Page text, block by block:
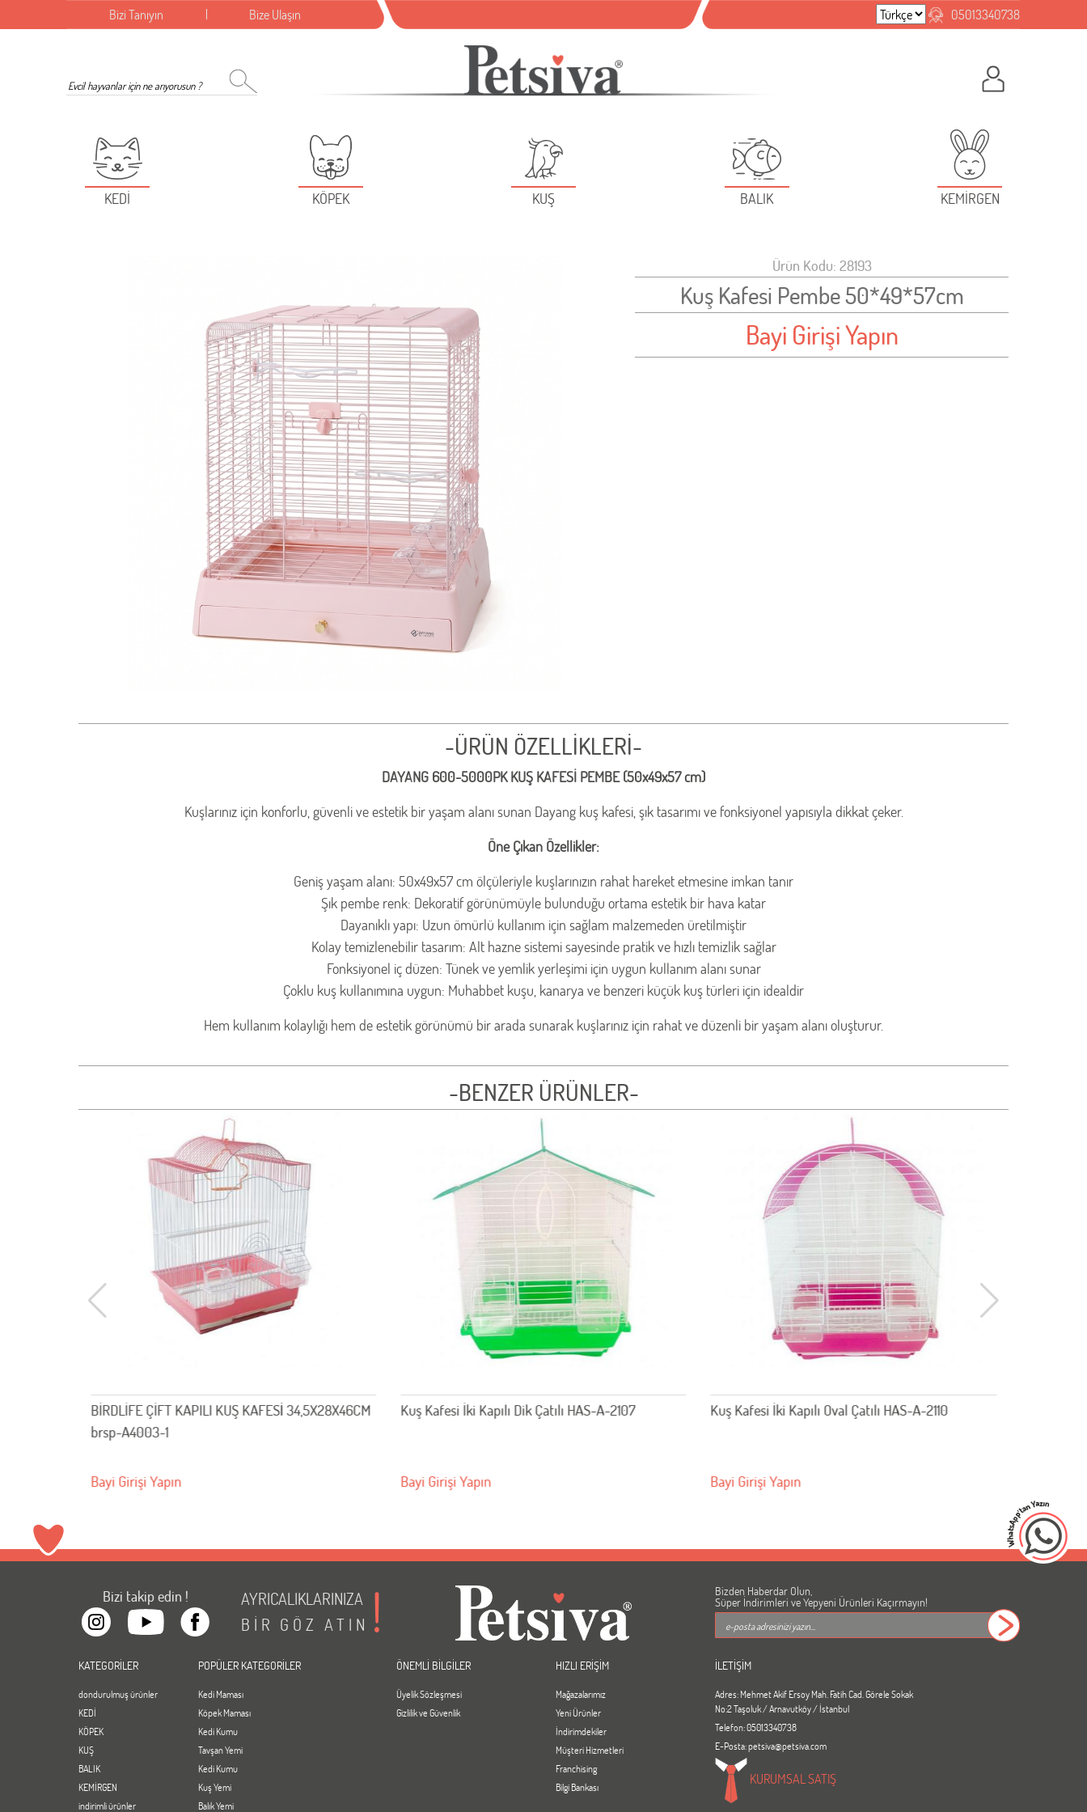
Bizi Tanıyın Bize Ulaşın 05013340738
KEDİ KÖPEK KUŞ BALIK KEMİRGEN
Ürün Kodu: 28193
Kuş Kafesi Pembe 50*49*57cm
Bayi Girişi Yapın
-ÜRÜN ÖZELLİKLERİ-
DAYANG 600-5000PK KUŞ KAFESİ PEMBE (50x49x57 cm)
Kuşlarınız için konforlu, güvenli ve estetik bir yaşam alanı sunan Dayang kuş kafesi, şık tasarımı ve fonksiyonel yapısıyla dikkat çeker.
Öne Çıkan Özellikler:
Geniş yaşam alanı: 50x49x57 cm ölçüleriyle kuşlarınızın rahat hareket etmesine imkan tanır
Şık pembe renk: Dekoratif görünümüyle bulunduğu ortama estetik bir hava katar
Dayanıklı yapı: Uzun ömürlü kullanım için sağlam malzemeden üretilmiştir
Kolay temizlenebilir tasarım: Alt hazne sistemi sayesinde pratik ve hızlı temizlik sağlar
Fonksiyonel iç düzen: Tünek ve yemlik yerleşimi için uygun kullanım alanı sunar
Çoklu kuş kullanımına uygun: Muhabbet kuşu, kanarya ve benzeri küçük kuş türleri için idealdir
Hem kullanım kolaylığı hem de estetik görünümü bir arada sunarak kuşlarınız için rahat ve düzenli bir yaşam alanı oluşturur.
-BENZER ÜRÜNLER-
BİRDLİFE ÇİFT KAPILI KUŞ KAFESİ 34,5X28X46CM
brsp-A4003-1
Bayi Girişi Yapın
Kuş Kafesi İki Kapılı Dik Çatılı HAS-A-2107
Bayi Girişi Yapın
Kuş Kafesi İki Kapılı Oval Çatılı HAS-A-2110
Bayi Girişi Yapın
Bizi takip edin !
AYRICALIKLARINIZA
BİR GÖZ ATIN
Bizden Haberdar Olun,
Süper İndirimleri ve Yepyeni Ürünleri Kaçırmayın!
KATEGORİLER
dondurulmuş ürünler
KEDİ
KÖPEK
KUŞ
BALIK
KEMİRGEN
indirimli ürünler
POPÜLER KATEGORİLER
Kedi Maması
Köpek Maması
Kedi Kumu
Tavşan Yemi
Kedi Kumu
Kuş Yemi
Balık Yemi
ÖNEMLİ BİLGİLER
Üyelik Sözleşmesi
Gizlilik ve Güvenlik
HIZLI ERİŞİM
Mağazalarımız
Yeni Ürünler
İndirimdekiler
Müşteri Hizmetleri
Franchising
Bilgi Bankası
İLETİŞİM
Adres: Mehmet Akif Ersoy Mah. Fatih Cad. Görele Sokak
No:2 Taşoluk / Arnavutköy / İstanbul
Telefon: 05013340738
E-Posta: petsiva@petsiva.com
KURUMSAL SATIŞ